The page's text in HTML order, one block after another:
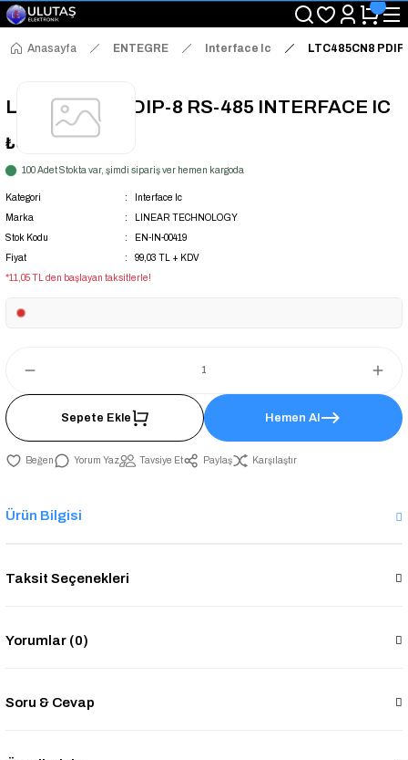
"Saat 14:00'a Kadar Verilen Siparişlerde Aynı Gün Kargo Avantajı!
"Binlerce Ürün Çeşitliliği ile Stoktan Hemen Teslim."
"Toptan Fiyatına Perakende Satış Avantajını Kaçırmayın!"
Anasayfa ENTEGRE Interface Ic LTC485CN8
LTC485CN8 PDIP-8 RS-485 INTERFACE IC
₺99,03+ KDV
100 Adet Stokta var, şimdi sipariş ver hemen kargoda
Kategori
Interface Ic
Marka
LINEAR TECHNOLOGY
Stok Kodu
EN-IN-00419
Fiyat
99,03 TL + KDV
*11,05 TL den başlayan taksitlerle!
Sepete Ekle Hemen Al
Yorum Yaz Tavsiye Et Paylaş Karşılaştır
Ürün Bilgisi
Taksit Seçenekleri
Yorumlar (0)
Soru & Cevap